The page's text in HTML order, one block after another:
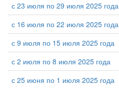
с 23 июля по 29 июля 2025 года
с 16 июля по 22 июля 2025 года
с 9 июля по 15 июля 2025 года
с 2 июля по 8 июля 2025 года
с 25 июня по 1 июля 2025 года